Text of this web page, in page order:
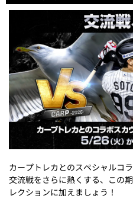
カープトレカとのスペシャルコ
交流戦をさらに熱くする、この
レクションに加えましょう！